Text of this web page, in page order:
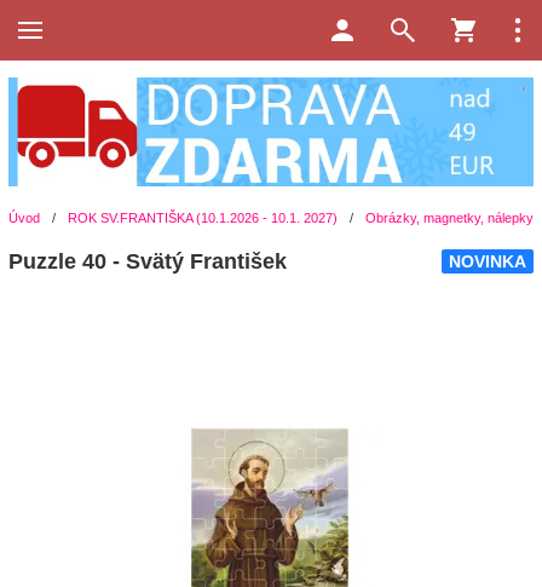
Úvod / ROK SV.FRANTIŠKA (10.1.2026 - 10.1. 2027) / Obrázky, magnetky, nálepky
NOVINKA
Puzzle 40 - Svätý František